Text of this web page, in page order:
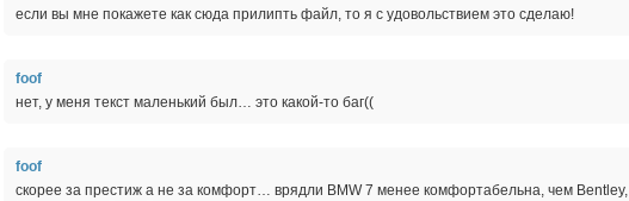
если вы мне покажете как сюда прилипть файл, то я с удовольствием это сделаю!
foof
нет, у меня текст маленький был… это какой-то баг((
foof
скорее за престиж а не за комфорт… врядли BMW 7 менее комфортабельна, чем Bentley,